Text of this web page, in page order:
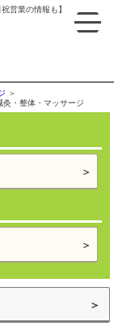
営業の情報も】
・整体・マッサージ